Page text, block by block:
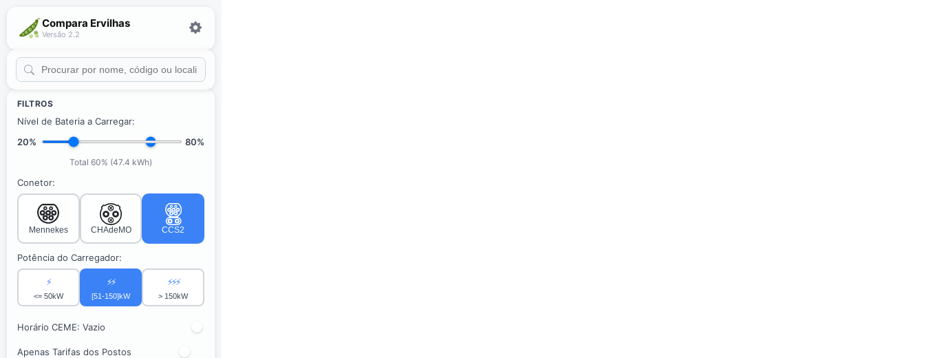
Compara Ervilhas
Versão 2.2
FILTROS
Nível de Bateria a Carregar:
20%
80%
Total 60% (47.4 kWh)
Conetor:
Mennekes CHAdeMO CCS2
Potência do Carregador:
⚡
<= 50kW
⚡⚡
[51-150]kW
⚡⚡⚡
> 150kW
Horário CEME: Vazio
Apenas Tarifas dos Postos